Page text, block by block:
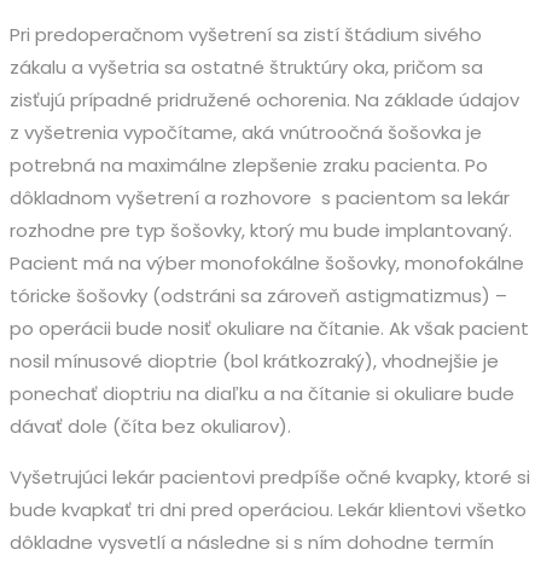
Pri predoperačnom vyšetrení sa zistí štádium sivého
zákalu a vyšetria sa ostatné štruktúry oka, pričom sa
zisťujú prípadné pridružené ochorenia. Na základe údajov
z vyšetrenia vypočítame, aká vnútroočná šošovka je
potrebná na maximálne zlepšenie zraku pacienta. Po
dôkladnom vyšetrení a rozhovore s pacientom sa lekár
rozhodne pre typ šošovky, ktorý mu bude implantovaný.
Pacient má na výber monofokálne šošovky, monofokálne
tóricke šošovky (odstráni sa zároveň astigmatizmus) –
po operácii bude nosiť okuliare na čítanie. Ak však pacient
nosil mínusové dioptrie (bol krátkozraký), vhodnejšie je
ponechať dioptriu na diaľku a na čítanie si okuliare bude
dávať dole (číta bez okuliarov).
Vyšetrujúci lekár pacientovi predpíše očné kvapky, ktoré si
bude kvapkať tri dni pred operáciou. Lekár klientovi všetko
dôkladne vysvetlí a následne si s ním dohodne termín